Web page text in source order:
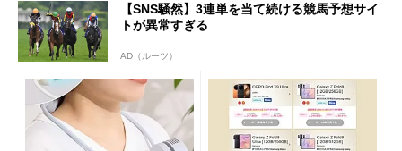
【SNS騒然】3連単を当て続ける競馬予想サイ
トが異常すぎる
AD（ルーツ）